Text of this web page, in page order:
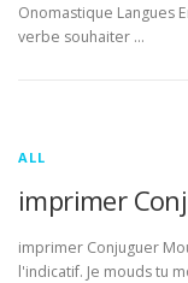
Onomastique Langues
verbe souhaiter …
ALL
imprimer
imprimer Conjuguer
l'indicatif. Je mouds tu